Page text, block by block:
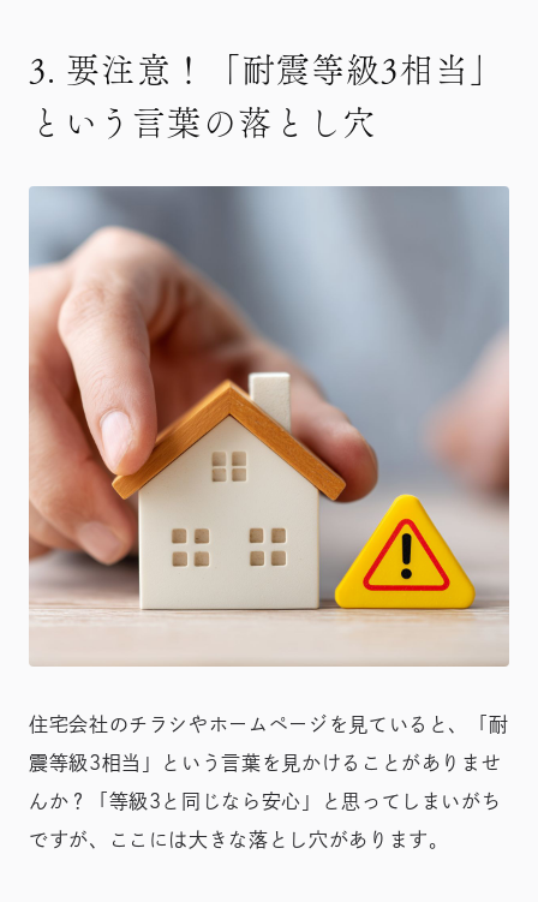
3. 要注意！「耐震等級3相当」
という言葉の落とし穴
住宅会社のチラシやホームページを見ていると、「耐
震等級3相当」という言葉を見かけることがありませ
んか？「等級3と同じなら安心」と思ってしまいがち
ですが、ここには大きな落とし穴があります。